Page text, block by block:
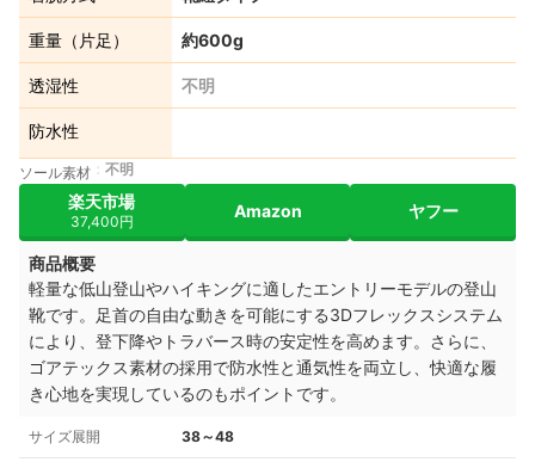
重量（片足） 約600g
透湿性 不明
防水性
ソール素材 不明
楽天市場
37,400円
Amazon ヤフー
商品概要
軽量な低山登山やハイキングに適したエントリーモデルの登山
靴です。足首の自由な動きを可能にする3Dフレックスシステム
により、登下降やトラバース時の安定性を高めます。さらに、
ゴアテックス素材の採用で防水性と通気性を両立し、快適な履
き心地を実現しているのもポイントです。
サイズ展開 38～48